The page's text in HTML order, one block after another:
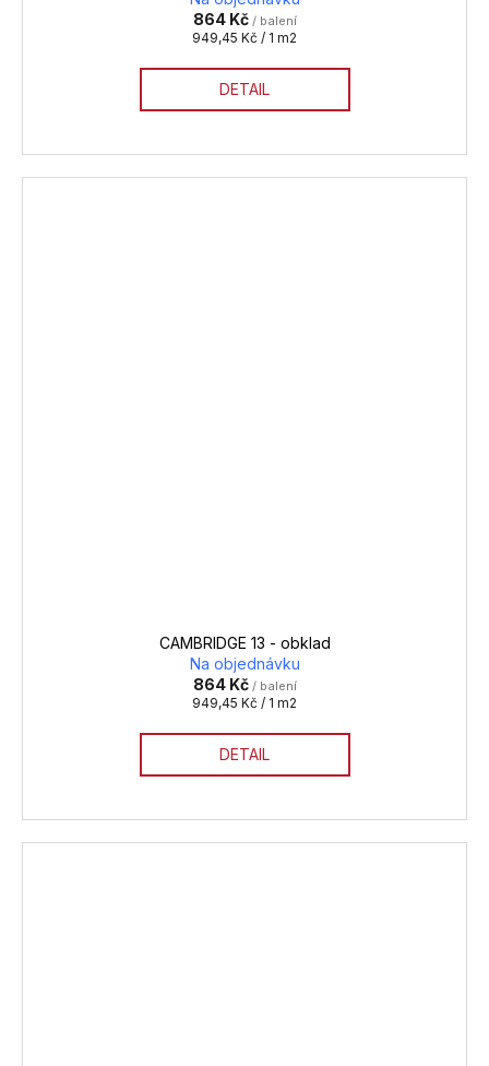
864 Kč / balení
Měrná
949,45 Kč / 1 m2
DETAIL
CAMBRIDGE 13 - obklad
Na objednávku
864 Kč / balení
Měrná
949,45 Kč / 1 m2
DETAIL